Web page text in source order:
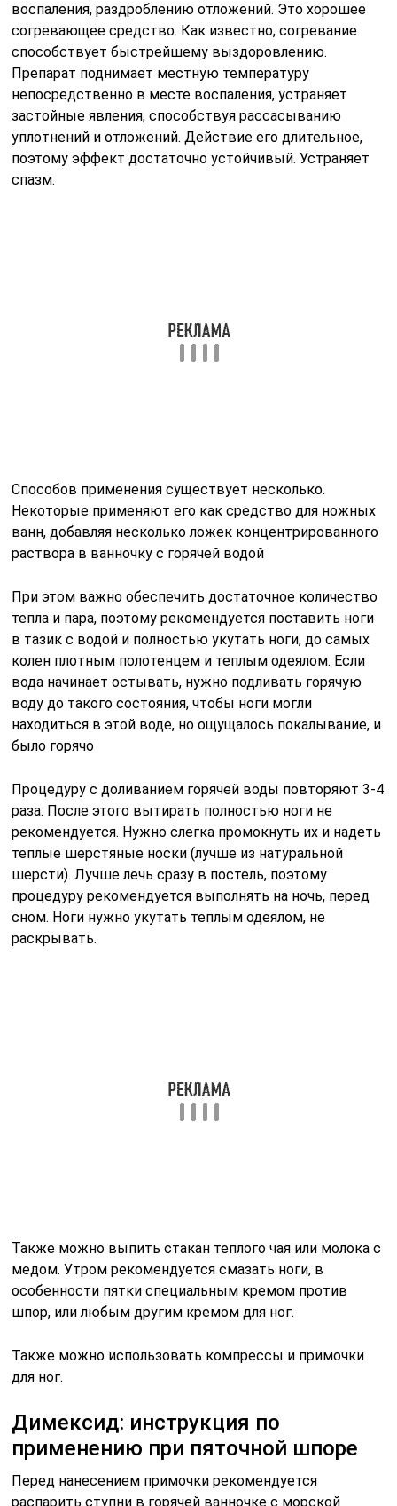
воспаления, раздроблению отложений. Это хорошее
согревающее средство. Как известно, согревание
способствует быстрейшему выздоровлению.
Препарат поднимает местную температуру
непосредственно в месте воспаления, устраняет
застойные явления, способствуя рассасыванию
уплотнений и отложений. Действие его длительное,
поэтому эффект достаточно устойчивый. Устраняет
спазм.
Способов применения существует несколько.
Некоторые применяют его как средство для ножных
ванн, добавляя несколько ложек концентрированного
раствора в ванночку с горячей водой
При этом важно обеспечить достаточное количество
тепла и пара, поэтому рекомендуется поставить ноги
в тазик с водой и полностью укутать ноги, до самых
колен плотным полотенцем и теплым одеялом. Если
вода начинает остывать, нужно подливать горячую
воду до такого состояния, чтобы ноги могли
находиться в этой воде, но ощущалось покалывание, и
было горячо
Процедуру с доливанием горячей воды повторяют 3-4
раза. После этого вытирать полностью ноги не
рекомендуется. Нужно слегка промокнуть их и надеть
теплые шерстяные носки (лучше из натуральной
шерсти). Лучше лечь сразу в постель, поэтому
процедуру рекомендуется выполнять на ночь, перед
сном. Ноги нужно укутать теплым одеялом, не
раскрывать.
Также можно выпить стакан теплого чая или молока с
медом. Утром рекомендуется смазать ноги, в
особенности пятки специальным кремом против
шпор, или любым другим кремом для ног.
Также можно использовать компрессы и примочки
для ног.
Димексид: инструкция по
применению при пяточной шпоре
Перед нанесением примочки рекомендуется
распарить ступни в горячей ванночке с морской